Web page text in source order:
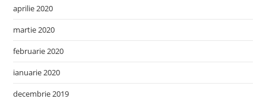
aprilie 2020
martie 2020
februarie 2020
ianuarie 2020
decembrie 2019